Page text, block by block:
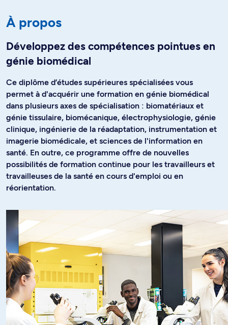
À propos
Développez des compétences pointues en
génie biomédical
Ce diplôme d’études supérieures spécialisées vous
permet à d'acquérir une formation en génie biomédical
dans plusieurs axes de spécialisation : biomatériaux et
génie tissulaire, biomécanique, électrophysiologie, génie
clinique, ingénierie de la réadaptation, instrumentation et
imagerie biomédicale, et sciences de l'information en
santé. En outre, ce programme offre de nouvelles
possibilités de formation continue pour les travailleurs et
travailleuses de la santé en cours d'emploi ou en
réorientation.